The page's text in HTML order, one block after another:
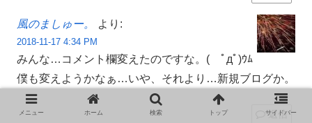
風のましゅー。 より:
2018-11-17 4:34 PM
みんな…コメント欄変えたのですな。( ﾟдﾟ)ｳﾑ
僕も変えようかなぁ…いや、それより…新規ブログか。
返信
メニュー ホーム 検索 トップ サイドバー